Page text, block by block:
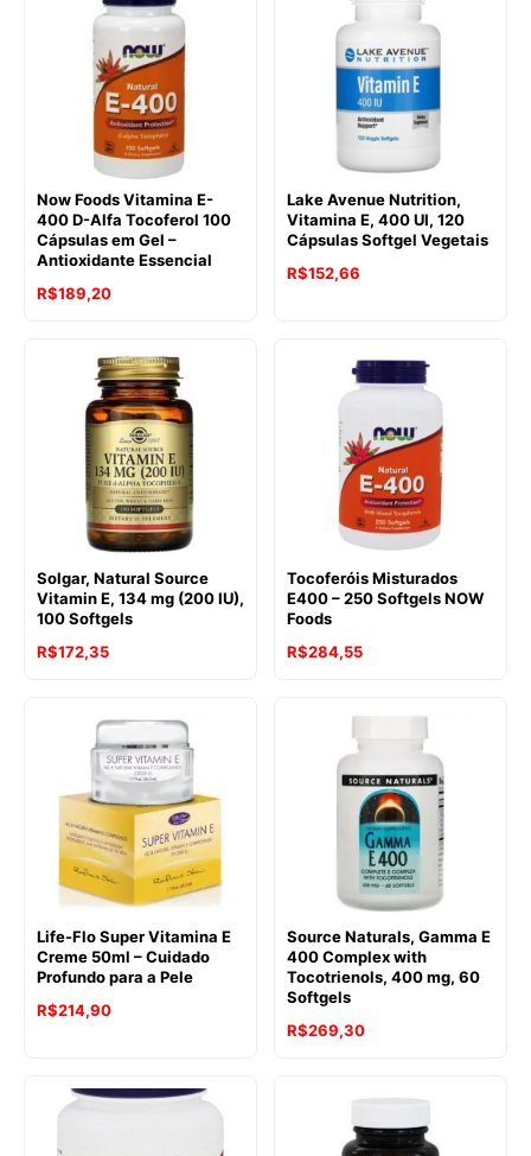
Now Foods Vitamina E-
400 D-Alfa Tocoferol 100
Cápsulas em Gel –
Antioxidante Essencial
R$189,20
Lake Avenue Nutrition,
Vitamina E, 400 UI, 120
Cápsulas Softgel Vegetais
R$152,66
Solgar, Natural Source
Vitamin E, 134 mg (200 IU),
100 Softgels
R$172,35
Tocoferóis Misturados
E400 – 250 Softgels NOW
Foods
R$284,55
Life-Flo Super Vitamina E
Creme 50ml – Cuidado
Profundo para a Pele
R$214,90
Source Naturals, Gamma E
400 Complex with
Tocotrienols, 400 mg, 60
Softgels
R$269,30